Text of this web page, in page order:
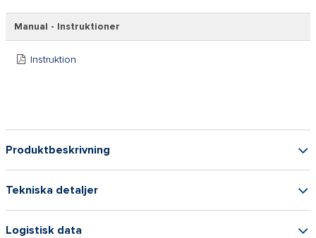
Manual - Instruktioner
Instruktion
Produktbeskrivning
Tekniska detaljer
Logistisk data